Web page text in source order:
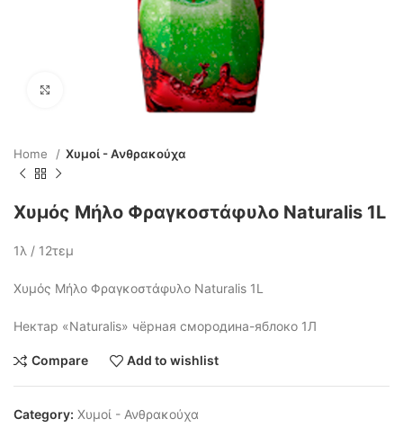
Click to enlarge
Home Χυμοί - Ανθρακούχα
Χυμός Μήλο Φραγκοστάφυλο Naturalis 1L
1λ / 12τεμ
Χυμός Μήλο Φραγκοστάφυλο Naturalis 1L
Нектар «Naturalis» чёрная смородина-яблоко 1Л
Compare Add to wishlist
Category: Χυμοί - Ανθρακούχα